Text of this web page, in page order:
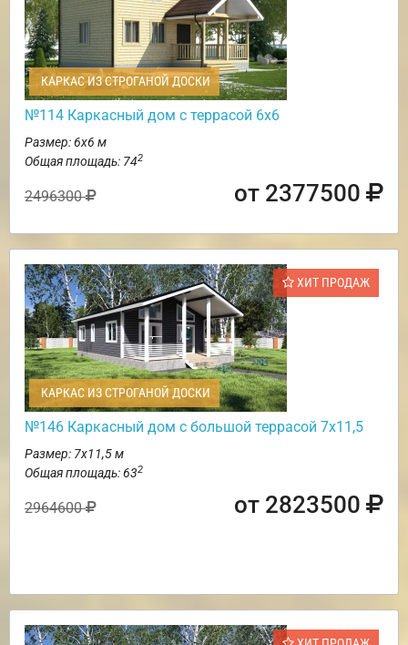
КАРКАС ИЗ СТРОГАНОЙ ДОСКИ
№114 Каркасный дом с террасой 6х6
Размер: 6х6 м
Общая площадь: 742
2496300 от 2377500
ХИТ ПРОДАЖ
КАРКАС ИЗ СТРОГАНОЙ ДОСКИ
№146 Каркасный дом с большой террасой 7х11,5
Размер: 7х11,5 м
Общая площадь: 632
2964600 от 2823500